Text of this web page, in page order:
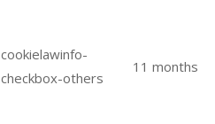
cookielawinfo-
checkbox-others
11 months